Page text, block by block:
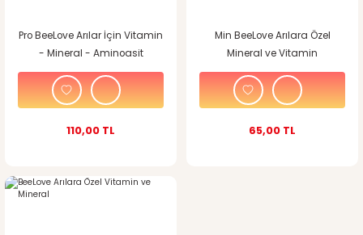
Pro BeeLove Arılar İçin Vitamin
- Mineral - Aminoasit
110,00 TL
Min BeeLove Arılara Özel
Mineral ve Vitamin
65,00 TL